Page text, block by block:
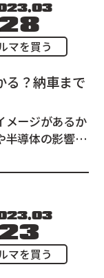
マを買う
る？納車まで
メージがあるか
半導体の影響に
くらいかかるの
。 この記事では、新車...
マを買う